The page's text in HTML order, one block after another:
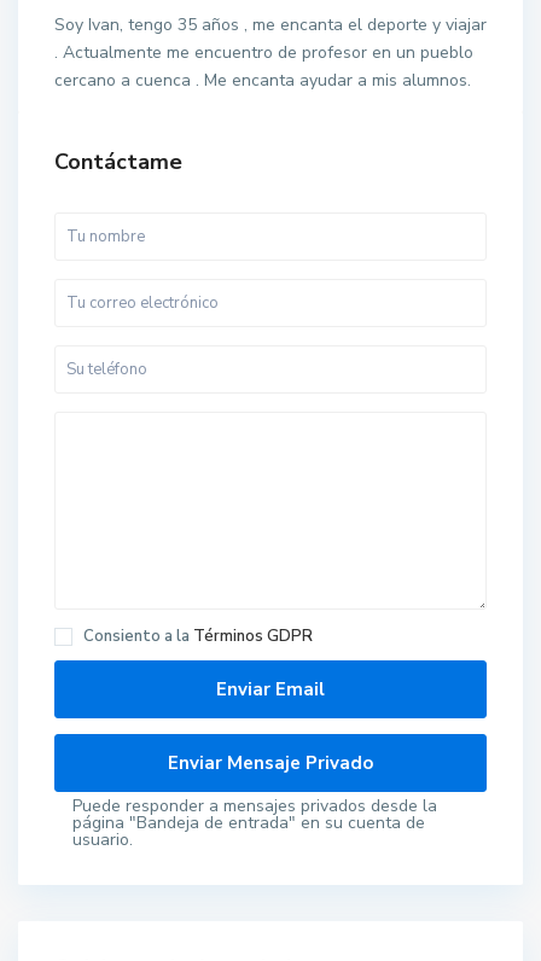
Soy Ivan, tengo 35 años , me encanta el deporte y viajar
. Actualmente me encuentro de profesor en un pueblo
cercano a cuenca . Me encanta ayudar a mis alumnos.
Contáctame
Consiento a la Términos GDPR
Puede responder a mensajes privados desde la
página "Bandeja de entrada" en su cuenta de
usuario.